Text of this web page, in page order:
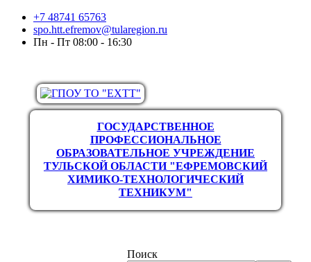
+7 48741 65763
spo.htt.efremov@tularegion.ru
Пн - Пт 08:00 - 16:30
ГОСУДАРСТВЕННОЕ
ПРОФЕССИОНАЛЬНОЕ
ОБРАЗОВАТЕЛЬНОЕ УЧРЕЖДЕНИЕ
ТУЛЬСКОЙ ОБЛАСТИ "ЕФРЕМОВСКИЙ
ХИМИКО-ТЕХНОЛОГИЧЕСКИЙ
ТЕХНИКУМ"
Поиск